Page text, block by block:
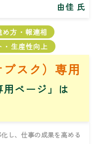
由佳 氏
方・報連相
・生産性向上
スク）専用
用ページ」は
し、仕事の成果を高める